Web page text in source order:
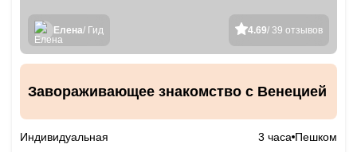
4.69/ 39 отзывов
Елена/ Гид
Завораживающее знакомство с Венецией
Индивидуальная 3 часа Пешком